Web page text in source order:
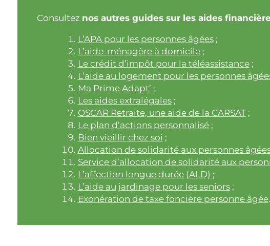
Consultez nos autres guides sur les aides
L’APA pour les personnes âgées;
L’aide-ménagère à domicile;
Le crédit d’impôt pour la téléassistance;
L’aide au logement pour les personnes
Ma Prime Adapt’ ;
Les aides extralégales;
OSCAR Retraite, une aide de la CARSAT;
Le plan d’actions personnalisé;
Bien vieillir chez soi ;
Allocation de solidarité aux personnes âgées
Service d’allocation de solidarité aux
L’affection longue durée (ALD) ;
L’aide au jardinage pour les seniors;
Exonération de taxe foncière personne âgée.